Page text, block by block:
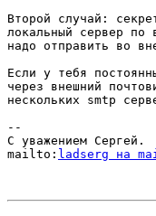
Второй случай:
локальный сервер по
надо отправить во
Если у тебя
через внешний
нескольких smtp
--
С уважением Сергей.
mailto: ladserg на